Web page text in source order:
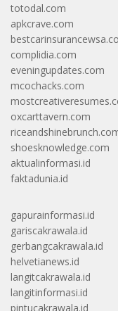
totodal.com
apkcrave.com
complidia.com
eveningupdates.com
mcochacks.com
oxcarttavern.com
shoesknowledge.com
aktualinformasi.id
faktadunia.id
gapurainformasi.id
gariscakrawala.id
gerbangcakrawala.id
helvetianews.id
langitcakrawala.id
langitinformasi.id
pintucakrawala.id